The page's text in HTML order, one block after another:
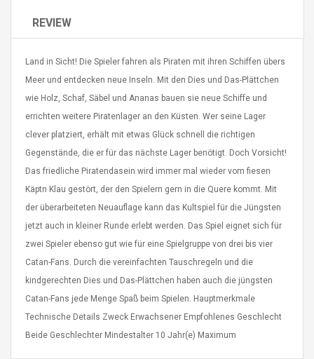
UHF Guitarra
Jasper
Hole:
15.7"
1.9% 6
Universal Usb Charger
Adapter 5v/2.1a Ac Usb
Wall Charger Travel
Mobile Universal Charging
Charge Adapter
$ 1.72
$ 2.46
High Quality Retro Game
Plus 6s 7 8 Plus TPU
Phone Back Game
Consoles Cover For
IPhone Cases
$ 6.86
$ 11.43
Remoto Wirelessrectifier
Control Box Dc12v 2a
Adaptador De Fuente De
3528 5050 Rgb Luces De
$ 8.57
REVIEW
Land in Sicht! Die Spieler fahren als Piraten mit ihren Schiffen übers
Meer und entdecken neue Inseln. Mit den Dies und Das-Plättchen
wie Holz, Schaf, Säbel und Ananas bauen sie neue Schiffe und
errichten weitere Piratenlager an den Küsten. Wer seine Lager
clever platziert, erhält mit etwas Glück schnell die richtigen
Gegenstände, die er für das nächste Lager benötigt. Doch Vorsicht!
Das friedliche Piratendasein wird immer mal wieder vom fiesen
Käptn Klau gestört, der den Spielern gern in die Quere kommt. Mit
der überarbeiteten Neuauflage kann das Kultspiel für die Jüngsten
jetzt auch in kleiner Runde erlebt werden. Das Spiel eignet sich für
zwei Spieler ebenso gut wie für eine Spielgruppe von drei bis vier
Catan-Fans. Durch die vereinfachten Tauschregeln und die
kindgerechten Dies und Das-Plättchen haben auch die jüngsten
Catan-Fans jede Menge Spaß beim Spielen. Hauptmerkmale
Technische Details Zweck Erwachsener Empfohlenes Geschlecht
Beide Geschlechter Mindestalter 10 Jahr(e) Maximum